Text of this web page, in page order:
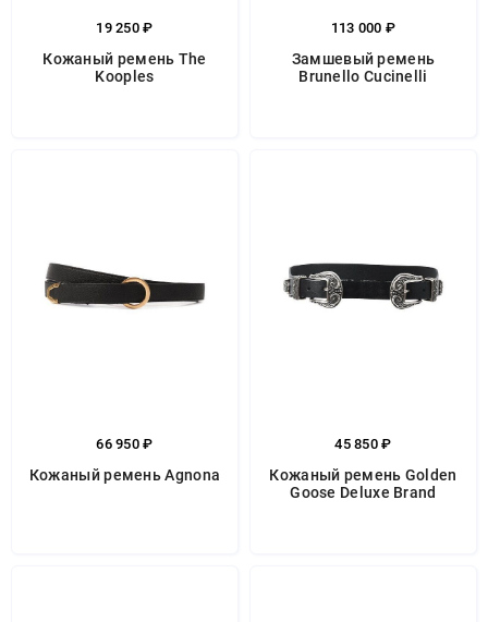
19 250 ₽
Кожаный ремень The
Kooples
113 000 ₽
Замшевый ремень
Brunello Cucinelli
66 950 ₽
Кожаный ремень Agnona
45 850 ₽
Кожаный ремень Golden
Goose Deluxe Brand